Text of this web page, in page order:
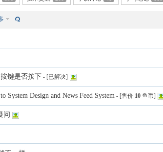
键是否按下 - [已解决]
System Design and News Feed System - [售价 10 鱼币]
问